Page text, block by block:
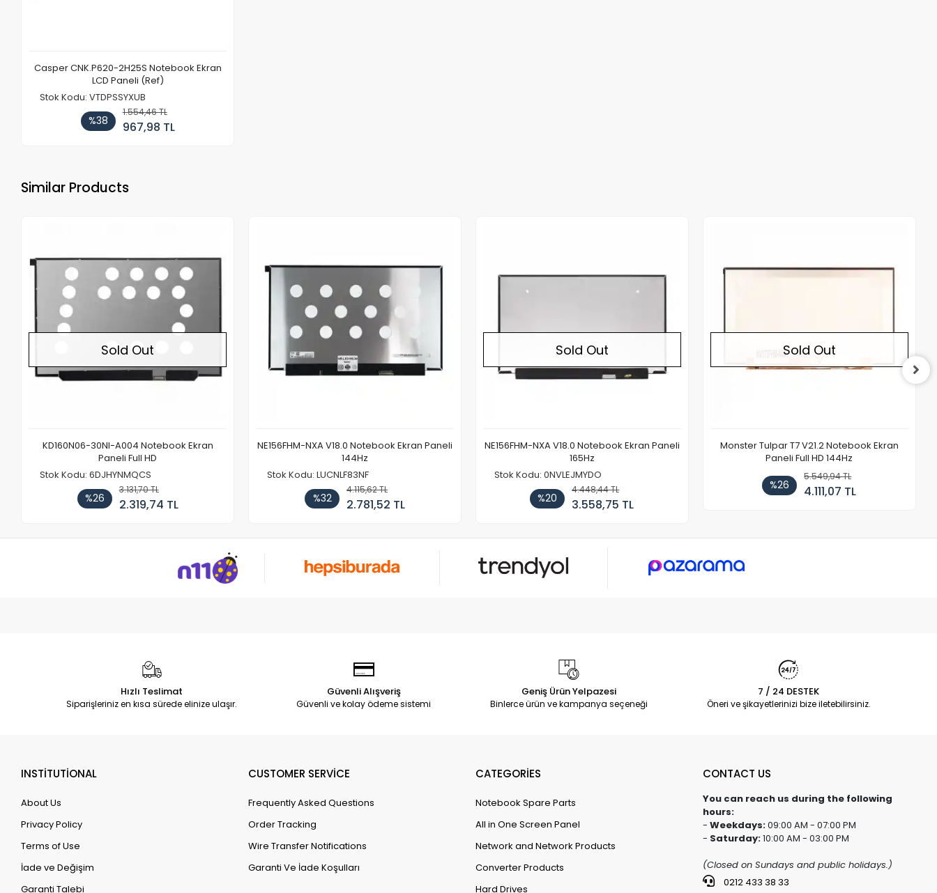
Casper CNK.P620-2H25S Notebook Ekran
LCD Paneli (Ref)
Stok Kodu: VTDPSSYXUB
%38
1.554,46 TL
967,98 TL
Similar Products
Sold Out
KD160N06-30NI-A004 Notebook Ekran
Paneli Full HD
Stok Kodu: 6DJHYNMQCS
%26
3.131,70 TL
2.319,74 TL
NE156FHM-NXA V18.0 Notebook Ekran Paneli
144Hz
Stok Kodu: LUCNLF83NF
%32
4.115,62 TL
2.781,52 TL
Sold Out
NE156FHM-NXA V18.0 Notebook Ekran Paneli
165Hz
Stok Kodu: 0NVLEJMYDO
%20
4.448,44 TL
3.558,75 TL
Sold Out
Monster Tulpar T7 V21.2 Notebook Ekran
Paneli Full HD 144Hz
%26
5.549,94 TL
4.111,07 TL
Hızlı Teslimat
Siparişleriniz en kısa sürede elinize ulaşır.
Güvenli Alışveriş
Güvenli ve kolay ödeme sistemi
Geniş Ürün Yelpazesi
Binlerce ürün ve kampanya seçeneği
7 / 24 DESTEK
Öneri ve şikayetlerinizi bize iletebilirsiniz.
INSTİTUTİONAL
About Us
Privacy Policy
Terms of Use
İade ve Değişim
Garanti Talebi
CUSTOMER SERVİCE
Frequently Asked Questions
Order Tracking
Wire Transfer Notifications
Garanti Ve İade Koşulları
CATEGORİES
Notebook Spare Parts
All in One Screen Panel
Network and Network Products
Converter Products
Hard Drives
CONTACT US
You can reach us during the following
hours:
- Weekdays:09:00 AM - 07:00 PM
- Saturday:10:00 AM - 03:00 PM
(Closed on Sundays and public holidays.)
0212 433 38 33